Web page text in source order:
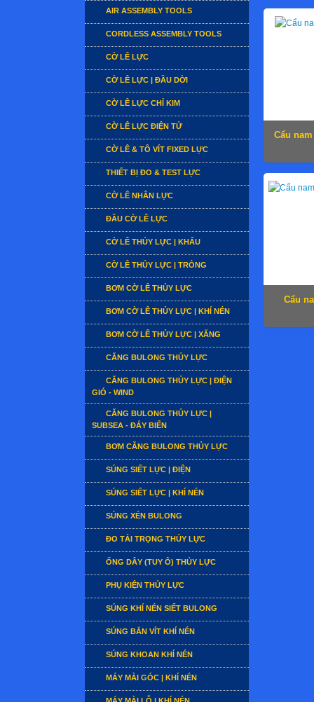
AIR ASSEMBLY TOOLS
CORDLESS ASSEMBLY TOOLS
CỜ LÊ LỰC
CỜ LÊ LỰC | ĐẦU DỜI
CỜ LÊ LỰC CHỈ KIM
CỜ LÊ LỰC ĐIỆN TỬ
CỜ LÊ & TÔ VÍT FIXED LỰC
THIẾT BỊ ĐO & TEST LỰC
CỜ LÊ NHÂN LỰC
ĐẦU CỜ LÊ LỰC
CỜ LÊ THỦY LỰC | KHẨU
CỜ LÊ THỦY LỰC | TRÒNG
BƠM CỜ LÊ THỦY LỰC
BƠM CỜ LÊ THỦY LỰC | KHÍ NÉN
BƠM CỜ LÊ THỦY LỰC | XĂNG
CĂNG BULONG THỦY LỰC
CĂNG BULONG THỦY LỰC | ĐIỆN
GIÓ - WIND
CĂNG BULONG THỦY LỰC |
SUBSEA - ĐÁY BIỂN
BƠM CĂNG BULONG THỦY LỰC
SÚNG SIẾT LỰC | ĐIỆN
SÚNG SIẾT LỰC | KHÍ NÉN
SÚNG XÉN BULONG
ĐO TẢI TRỌNG THỦY LỰC
ỐNG DÂY (TUY Ô) THỦY LỰC
PHỤ KIỆN THỦY LỰC
SÚNG KHÍ NÉN SIẾT BULONG
SÚNG BẮN VÍT KHÍ NÉN
SÚNG KHOAN KHÍ NÉN
MÁY MÀI GÓC | KHÍ NÉN
Cẩu
Cẩu